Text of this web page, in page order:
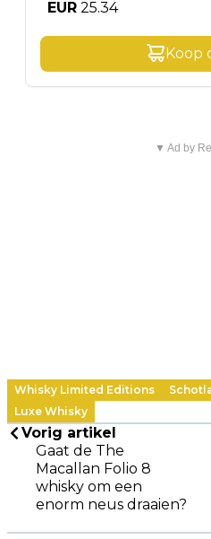
EUR 25.34
Koop
▼ Ad by
Whisky Limited Editions
Luxe Whisky
Vorig artikel
Gaat de The
Macallan Folio 8
whisky om een
enorm neus draaien?